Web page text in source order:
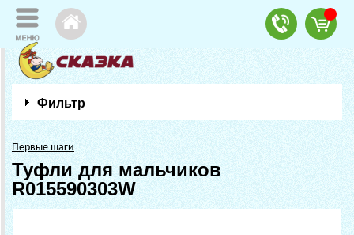
Фильтр
Первые шаги
Туфли для мальчиков
R015590303W